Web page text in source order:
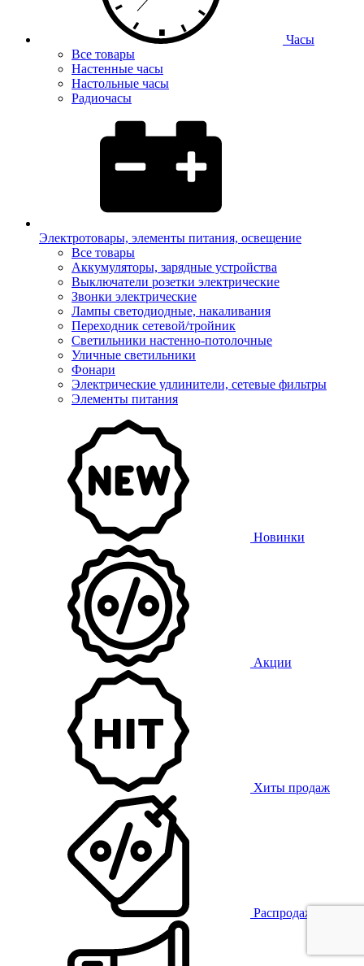
Часы
Все товары
Настенные часы
Настольные часы
Радиочасы
Электротовары, элементы питания, освещение
Все товары
Аккумуляторы, зарядные устройства
Выключатели розетки электрические
Звонки электрические
Лампы светодиодные, накаливания
Переходник сетевой/тройник
Светильники настенно-потолочные
Уличные светильники
Фонари
Электрические удлинители, сетевые фильтры
Элементы питания
Новинки
Акции
Хиты продаж
Распродажа